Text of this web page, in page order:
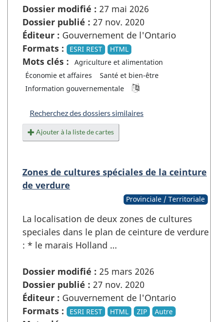
Dossier modifié : 27 mai 2026
Dossier publié : 27 nov. 2020
Éditeur : Gouvernement de l'Ontario
Formats :
ESRI REST HTML
Mots clés :
Agriculture et alimentation
Économie et affaires
Santé et bien-être
Information gouvernementale
Recherchez des dossiers similaires
Ajouter à la liste de cartes
Zones de cultures spéciales de la ceinture
de verdure
Provinciale / Territoriale
La localisation de deux zones de cultures
speciales dans le plan de ceinture de verdure
: * le marais Holland …
Dossier modifié : 25 mars 2026
Dossier publié : 27 nov. 2020
Éditeur : Gouvernement de l'Ontario
Formats :
ESRI REST HTML ZIP Autre